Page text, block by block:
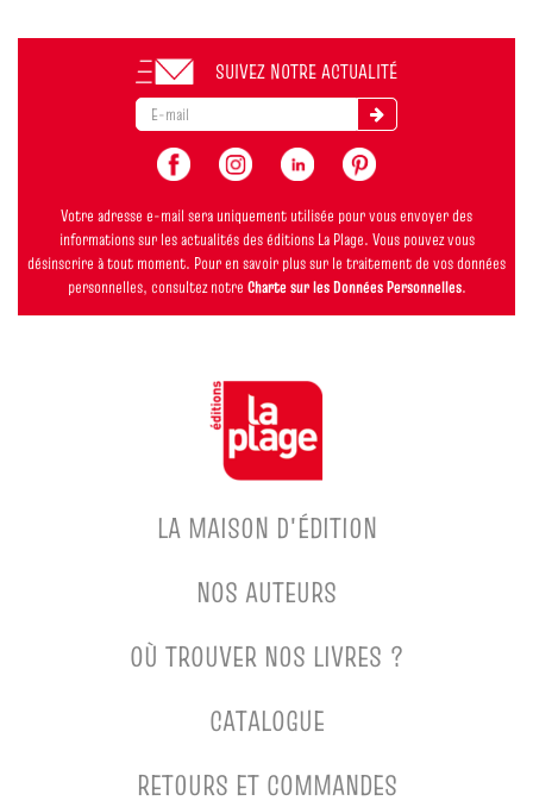
SUIVEZ NOTRE ACTUALITÉ
Votre adresse e-mail sera uniquement utilisée pour vous envoyer des
informations sur les actualités des éditions La Plage. Vous pouvez vous
désinscrire à tout moment. Pour en savoir plus sur le traitement de vos données
personnelles, consultez notre Charte sur les Données Personnelles.
LA MAISON D'ÉDITION
NOS AUTEURS
OÙ TROUVER NOS LIVRES ?
CATALOGUE
RETOURS ET COMMANDES